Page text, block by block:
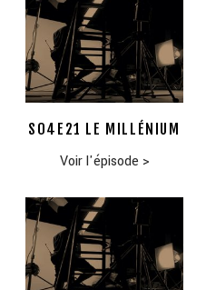
S04E21 LE MILLÉNIUM
Voir l'épisode >